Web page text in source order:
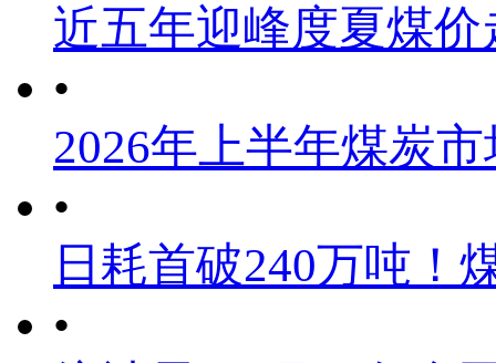
近五年迎峰度夏煤价
•
2026年上半年煤炭
•
日耗首破240万吨！
•